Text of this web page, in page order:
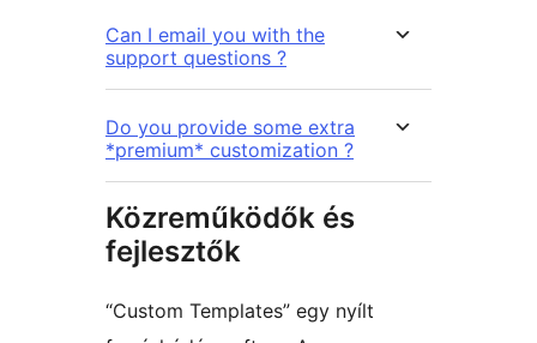
Can I email you with the
support questions ?
Do you provide some extra
*premium* customization ?
Közreműködők és
fejlesztők
“Custom Templates” egy nyílt